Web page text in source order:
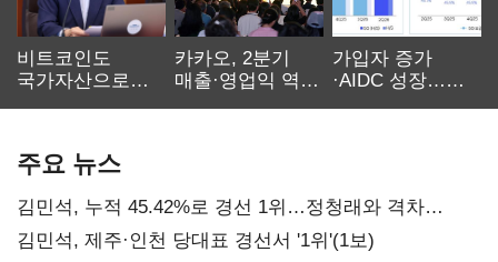
비트코인도
국가자산으로…'
카카오, 2분기
매출·영업익 역대
가입자 증가
·AIDC 성장…
주요 뉴스
김민석, 누적 45.42%로 경선 1위…정청래와 격차
0.86%p(2보)
김민석, 제주·인천 당대표 경선서 '1위'(1보)